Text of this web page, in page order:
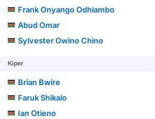
Frank Onyango Odhiambo
Abud Omar
Sylvester Owino Chino
Kiper
Brian Bwire
Faruk Shikalo
Ian Otieno